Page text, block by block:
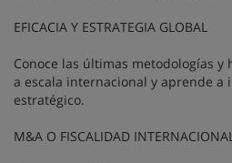
EFICACIA Y ESTRATEGIA GLOBAL
Conoce las últimas metodologías
a escala internacional y aprende a
estratégico.
M&A O FISCALIDAD